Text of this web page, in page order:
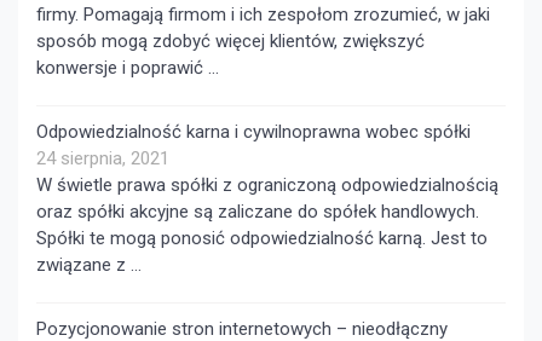
firmy. Pomagają firmom i ich zespołom zrozumieć, w jaki
sposób mogą zdobyć więcej klientów, zwiększyć
konwersje i poprawić …
Odpowiedzialność karna i cywilnoprawna wobec spółki
24 sierpnia, 2021
W świetle prawa spółki z ograniczoną odpowiedzialnością
oraz spółki akcyjne są zaliczane do spółek handlowych.
Spółki te mogą ponosić odpowiedzialność karną. Jest to
związane z …
Pozycjonowanie stron internetowych – nieodłączny